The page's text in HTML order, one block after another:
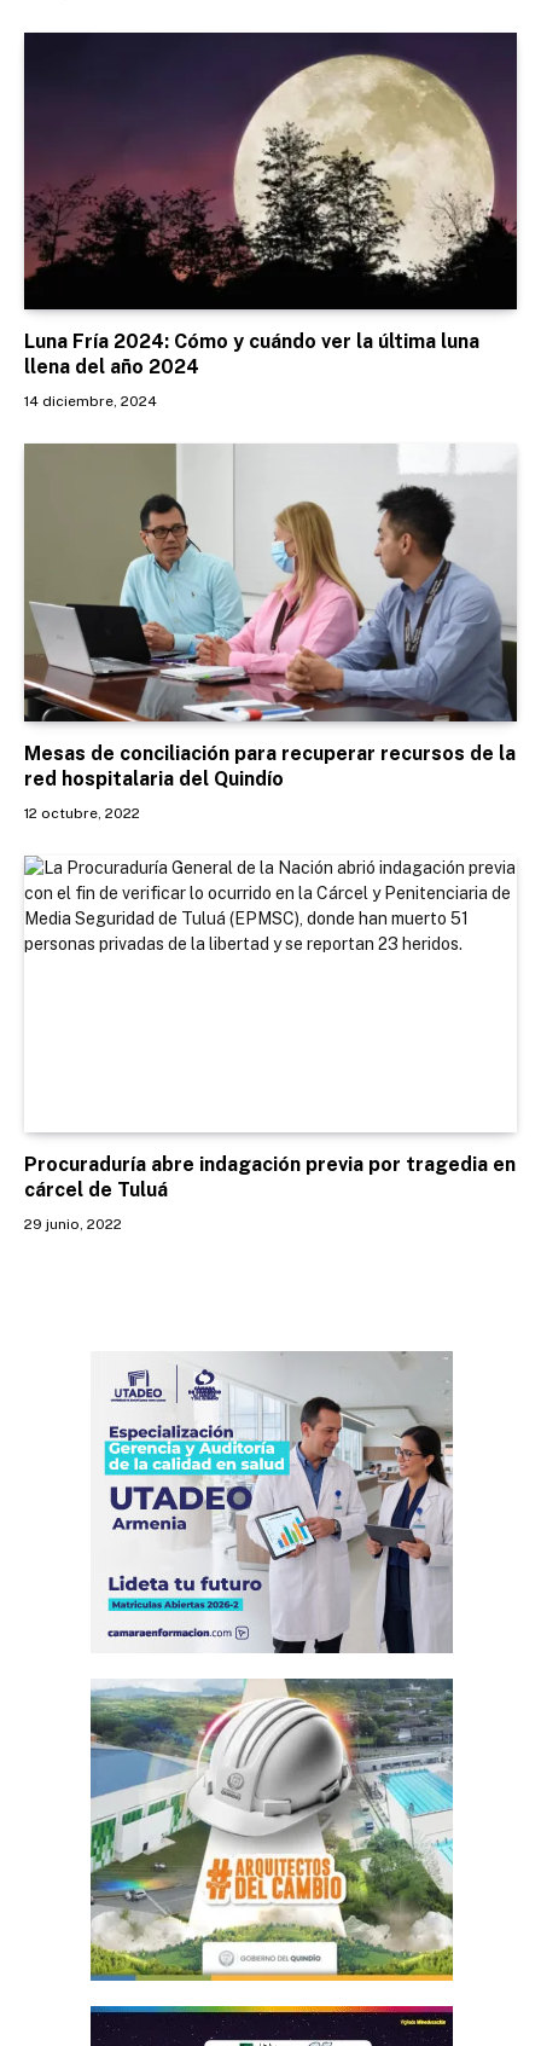
Luna Fría 2024: Cómo y cuándo ver la última luna
llena del año 2024
14 diciembre, 2024
Mesas de conciliación para recuperar recursos de la
red hospitalaria del Quindío
12 octubre, 2022
Procuraduría abre indagación previa por tragedia en
cárcel de Tuluá
29 junio, 2022